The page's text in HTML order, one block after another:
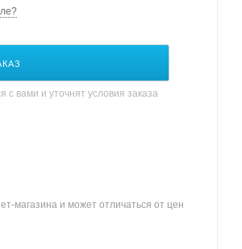
вами и уточнят условия заказа
магазина и может отличаться от цен